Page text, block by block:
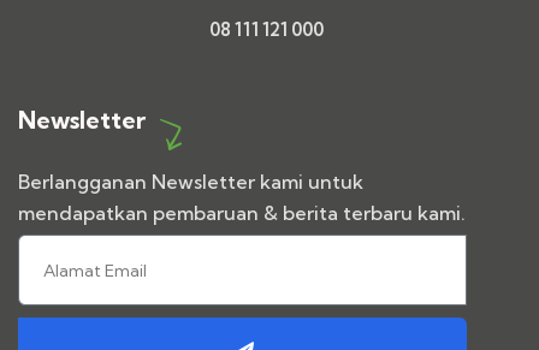
08 111 121 000
Newsletter
Berlangganan Newsletter kami untuk
mendapatkan pembaruan & berita terbaru kami.